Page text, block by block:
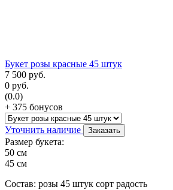
Букет розы красные 45 штук
7 500 руб.
0 руб.
(0.0)
+ 375 бонусов
Уточнить наличие Заказать
Размер букета:
50 см
45 см
Состав: розы 45 штук сорт радость